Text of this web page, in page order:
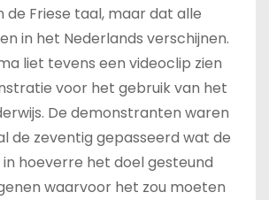
de Friese taal, maar dat alle
in het Nederlands verschijnen.
liet tevens een videoclip zien
voor het gebruik van het
De demonstranten waren
de zeventig gepasseerd wat de
hoeverre het doel gesteund
waarvoor het zou moeten